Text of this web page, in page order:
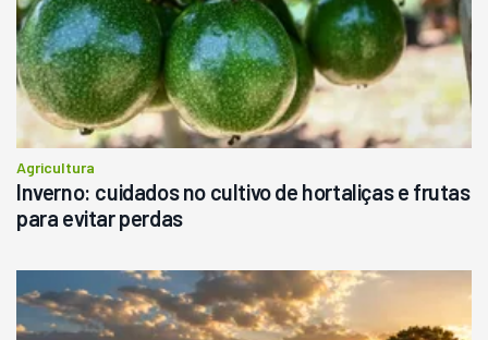
Agricultura
Inverno: cuidados no cultivo de hortaliças e frutas
para evitar perdas